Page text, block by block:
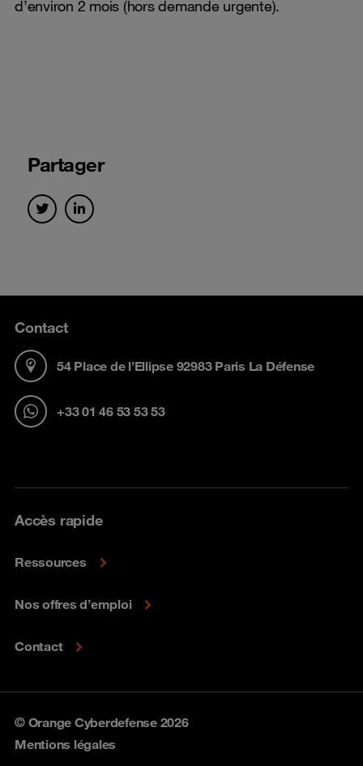
Partager
d’environ 2 mois (hors demande urgente).
Contact
54 Place de l’Ellipse 92983 Paris La Défense
+33 01 46 53 53 53
Accès rapide
Ressources
Nos offres d’emploi
Contact
© Orange Cyberdefense 2026
Mentions légales